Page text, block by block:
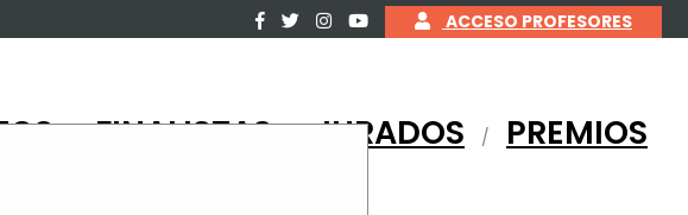
ACCESO PROFESORES
FINALISTAS JURADOS / PREMIOS